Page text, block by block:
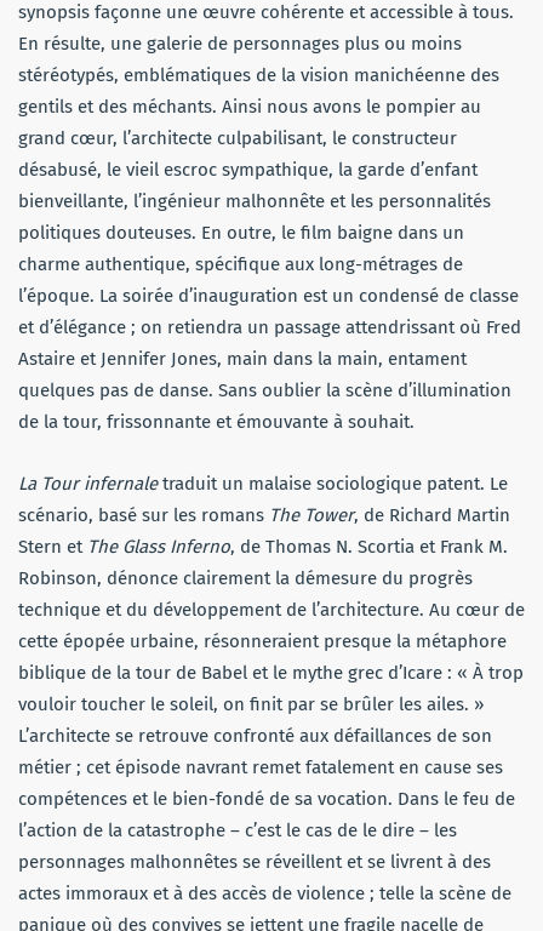
synopsis façonne une œuvre cohérente et accessible à tous.
En résulte, une galerie de personnages plus ou moins
stéréotypés, emblématiques de la vision manichéenne des
gentils et des méchants. Ainsi nous avons le pompier au
grand cœur, l’architecte culpabilisant, le constructeur
désabusé, le vieil escroc sympathique, la garde d’enfant
bienveillante, l’ingénieur malhonnête et les personnalités
politiques douteuses. En outre, le film baigne dans un
charme authentique, spécifique aux long-métrages de
l’époque. La soirée d’inauguration est un condensé de classe
et d’élégance ; on retiendra un passage attendrissant où Fred
Astaire et Jennifer Jones, main dans la main, entament
quelques pas de danse. Sans oublier la scène d’illumination
de la tour, frissonnante et émouvante à souhait.
La Tour infernaletraduit un malaise sociologique patent. Le
scénario, basé sur les romans The Tower, de Richard Martin
Stern et The Glass Inferno, de Thomas N. Scortia et Frank M.
Robinson, dénonce clairement la démesure du progrès
technique et du développement de l’architecture. Au cœur de
cette épopée urbaine, résonneraient presque la métaphore
biblique de la tour de Babel et le mythe grec d’Icare : « À trop
vouloir toucher le soleil, on finit par se brûler les ailes. »
L’architecte se retrouve confronté aux défaillances de son
métier ; cet épisode navrant remet fatalement en cause ses
compétences et le bien-fondé de sa vocation. Dans le feu de
l’action de la catastrophe – c’est le cas de le dire – les
personnages malhonnêtes se réveillent et se livrent à des
actes immoraux et à des accès de violence ; telle la scène de
panique où des convives se jettent une fragile nacelle de